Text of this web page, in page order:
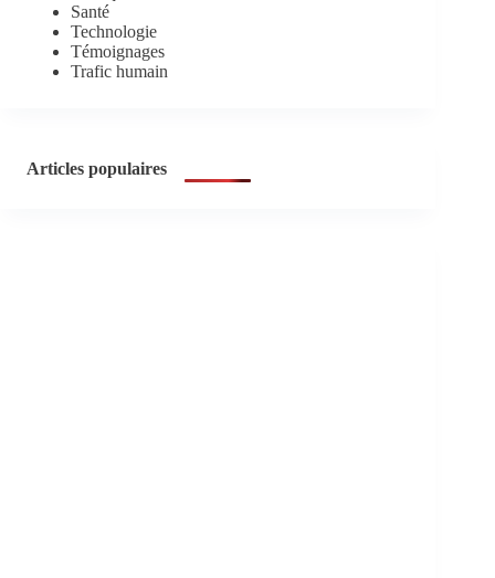
Santé
Technologie
Témoignages
Trafic humain
Articles populaires